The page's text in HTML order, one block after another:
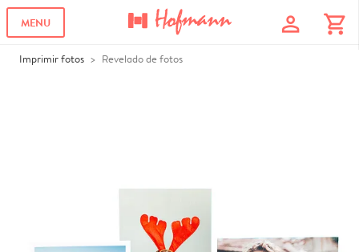
MENU profile shopping_cart
Imprimir fotos Revelado de fotos